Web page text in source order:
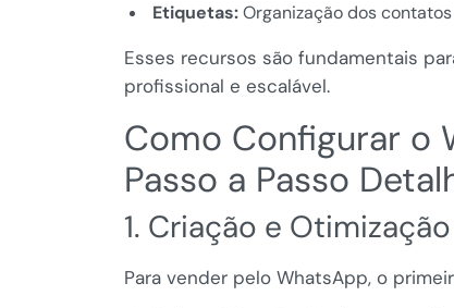
Etiquetas:Organização dos
Esses recursos são fundamentais
profissional e escalável.
Como Configurar o
Passo a Passo
1. Criação e
Para vender pelo WhatsApp, o